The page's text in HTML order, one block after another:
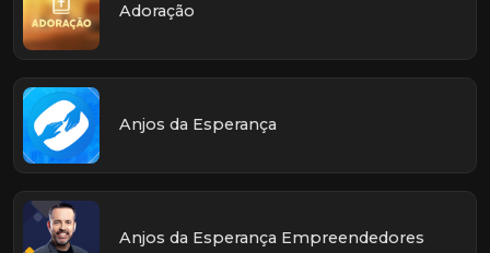
Adoração
Anjos da Esperança
Anjos da Esperança Empreendedores